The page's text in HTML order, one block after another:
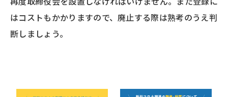
はコストもかかりますので、廃止する際は熟考のうえ判
断しましょう。